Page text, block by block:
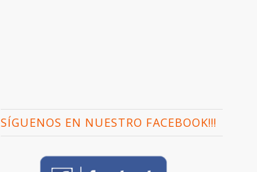
SÍGUENOS EN NUESTRO FACEBOOK!!!